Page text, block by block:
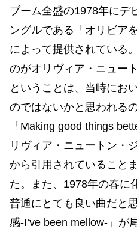
ブーム全盛の1978年にデ
ングルである「オリビア
によって提供されている
のがオリヴィア・ニュー
ということは、当時にお
のではないかと思われる
「Making good things
リヴィア・ニュートン・
から引用されていること
た。また、1978年の春に
普通にとても良い曲だと
感-I’ve been mellow-」が